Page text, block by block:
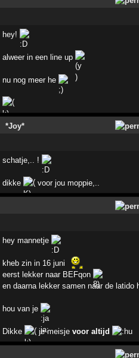
hey!
alweer in een line up
nu nog meer he
*Joy*
schatje,.. !
dikke voor jou moppie,..
hey mannetje
kheb zin in 16 juni
eerst lekker naar BEFqon
en daarna lekker samen naar de latido
hou van je
Dikke je meisje voor altijd